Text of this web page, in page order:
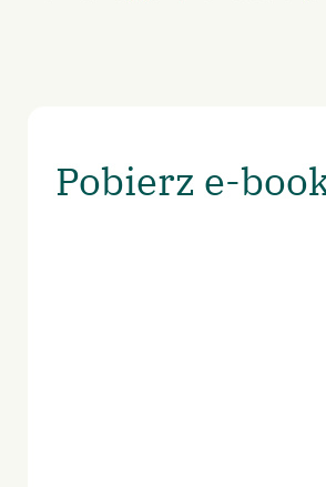
Pobierz e-